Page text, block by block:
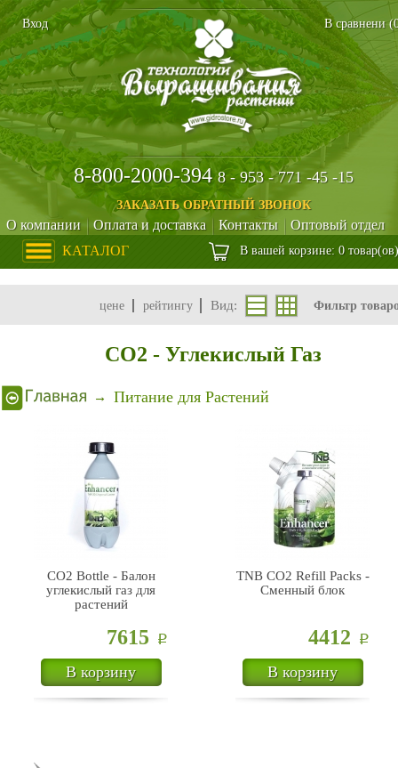
КАТАЛОГ В вашей корзине: 0 товар(ов)
8-800-2000-3948 - 953 - 771 -45 -15
ЗАКАЗАТЬ ОБРАТНЫЙ ЗВОНОК
О компании Оплата и доставка Контакты Оптовый отдел
В сравнени (
Вход
цене рейтингу Вид: Фильтр
CO2 - Углекислый Газ
Питание для Растений
CO2 Bottle - Балон
углекислый газ для
растений
7615 Р
В корзину
TNB CO2 Refill Packs -
Сменный блок
4412 Р
В корзину